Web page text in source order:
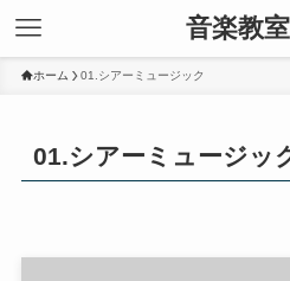
音楽教
ホーム 01.シアーミュージック
01.シアーミュージッ